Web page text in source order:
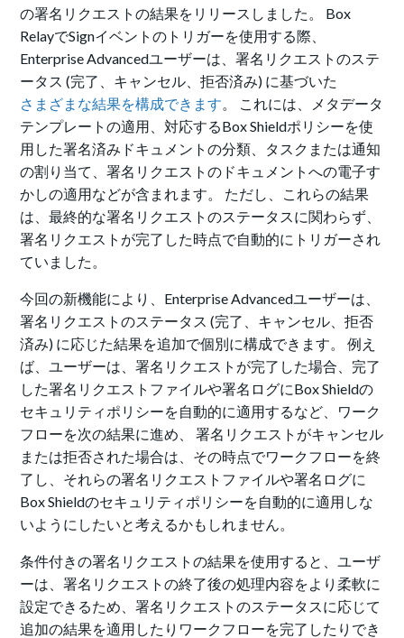
の署名リクエストの結果をリリースしました。 Box
RelayでSignイベントのトリガーを使用する際、
Enterprise Advancedユーザーは、署名リクエストのステ
ータス (完了、キャンセル、拒否済み) に基づいた
さまざまな結果を構成できます。 これには、メタデータ
テンプレートの適用、対応するBox Shieldポリシーを使
用した署名済みドキュメントの分類、タスクまたは通知
の割り当て、署名リクエストのドキュメントへの電子す
かしの適用などが含まれます。 ただし、これらの結果
は、最終的な署名リクエストのステータスに関わらず、
署名リクエストが完了した時点で自動的にトリガーされ
ていました。
今回の新機能により、Enterprise Advancedユーザーは、
署名リクエストのステータス (完了、キャンセル、拒否
済み) に応じた結果を追加で個別に構成できます。 例え
ば、ユーザーは、署名リクエストが完了した場合、完了
した署名リクエストファイルや署名ログにBox Shieldの
セキュリティポリシーを自動的に適用するなど、ワーク
フローを次の結果に進め、 署名リクエストがキャンセル
または拒否された場合は、その時点でワークフローを終
了し、それらの署名リクエストファイルや署名ログに
Box Shieldのセキュリティポリシーを自動的に適用しな
いようにしたいと考えるかもしれません。
条件付きの署名リクエストの結果を使用すると、ユーザ
ーは、署名リクエストの終了後の処理内容をより柔軟に
設定できるため、署名リクエストのステータスに応じて
追加の結果を適用したりワークフローを完了したりでき